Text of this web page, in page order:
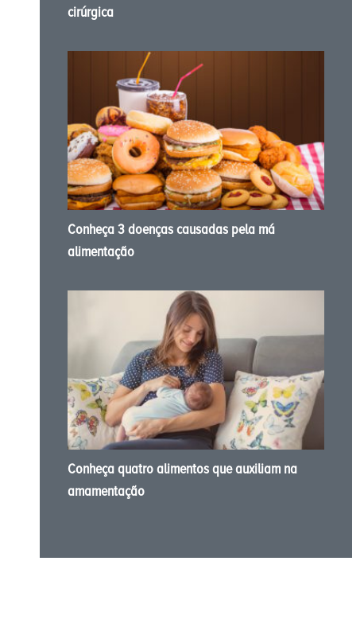
cirúrgica
Conheça 3 doenças causadas pela má
alimentação
Conheça quatro alimentos que auxiliam na
amamentação